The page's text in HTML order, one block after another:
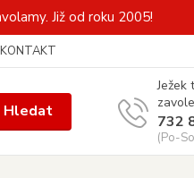
Již od roku 2005!
KONTAKT
Hledat
Ježek
732
(Po-